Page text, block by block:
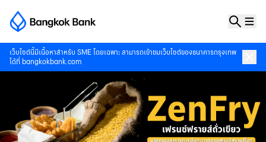
เว็บไซต์นี้มีเนื้อหาสำหรับ SME โดยเฉพาะ สามารถเข้าชมเว็บไซต์ของธนาคารกรุงเทพ
ได้ที่ bangkokbank.com